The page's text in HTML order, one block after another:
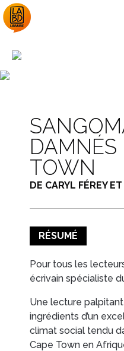
COUPS DE CŒUR
EN IMAGES
DAMNÉS
TOWN
DE CARYL FÉREY
RÉSUMÉ
Pour tous les
écrivain spécialiste
Une lecture
ingrédients d’un
climat social tendu
Cape Town en